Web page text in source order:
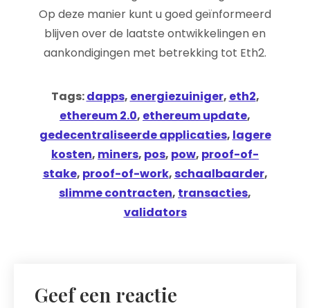
Op deze manier kunt u goed geïnformeerd
blijven over de laatste ontwikkelingen en
aankondigingen met betrekking tot Eth2.
Tags:dapps, energiezuiniger, eth2,
ethereum 2.0, ethereum update,
gedecentraliseerde applicaties, lagere
kosten, miners, pos, pow, proof-of-
stake, proof-of-work,schaalbaarder,
slimme contracten, transacties,
validators
Geef een reactie